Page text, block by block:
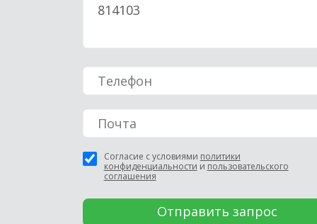
Согласие с условиями политики
конфиденциальности и пользовательского
соглашения